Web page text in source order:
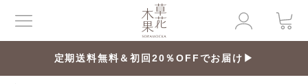
定期送料無料＆初回20％OFFでお届け▶